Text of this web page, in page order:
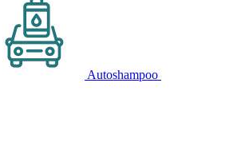
Autoshampoo